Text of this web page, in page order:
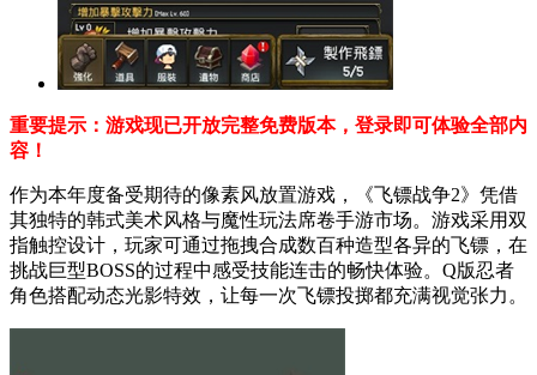
重要提示：游戏现已开放完整免费版本，登录即可体验全部内
容！
作为本年度备受期待的像素风放置游戏，《飞镖战争2》凭借
其独特的韩式美术风格与魔性玩法席卷手游市场。游戏采用双
指触控设计，玩家可通过拖拽合成数百种造型各异的飞镖，在
挑战巨型BOSS的过程中感受技能连击的畅快体验。Q版忍者
角色搭配动态光影特效，让每一次飞镖投掷都充满视觉张力。